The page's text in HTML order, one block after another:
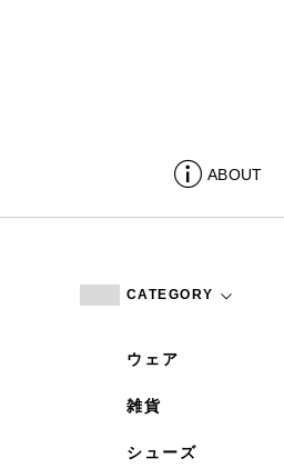
ABOUT
CATEGORY
ウェア
雑貨
シューズ